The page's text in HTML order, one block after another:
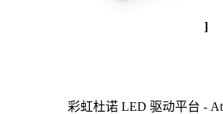
]
彩虹杜诺 LED 驱动平台 -